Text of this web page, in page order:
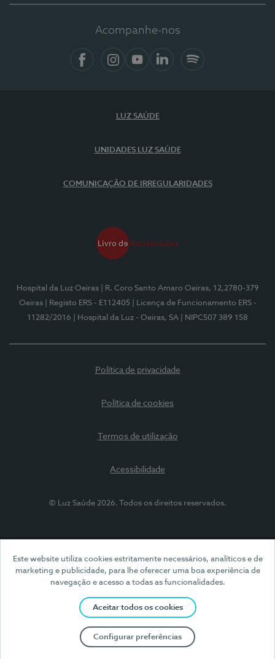
Este website utiliza cookies estritamente necessários, analíticos e de
marketing e publicidade, para lhe oferecer uma boa experiência de
navegação e acesso a todas as funcionalidades.
Aceitar todos os cookies
Configurar preferências
Acompanhe-nos
LUZ SAÚDE
UNIDADES LUZ SAÚDE
COMUNICAÇÃO DE IRREGULARIDADES
Hospital da Luz Oeiras
| R. Coro Santo Amaro Oeiras, 12,2780-379
Oeiras
| Registo ERS - E112405
| Licença de Funcionamento ERS -
11282/2016
| Hospital da Luz - Oeiras, SA | NIPC507 389 158
Política de privacidade
Política de cookies
Termos de utilização
Acessibilidade
© Luz Saúde 2026. Todos os direitos reservados.